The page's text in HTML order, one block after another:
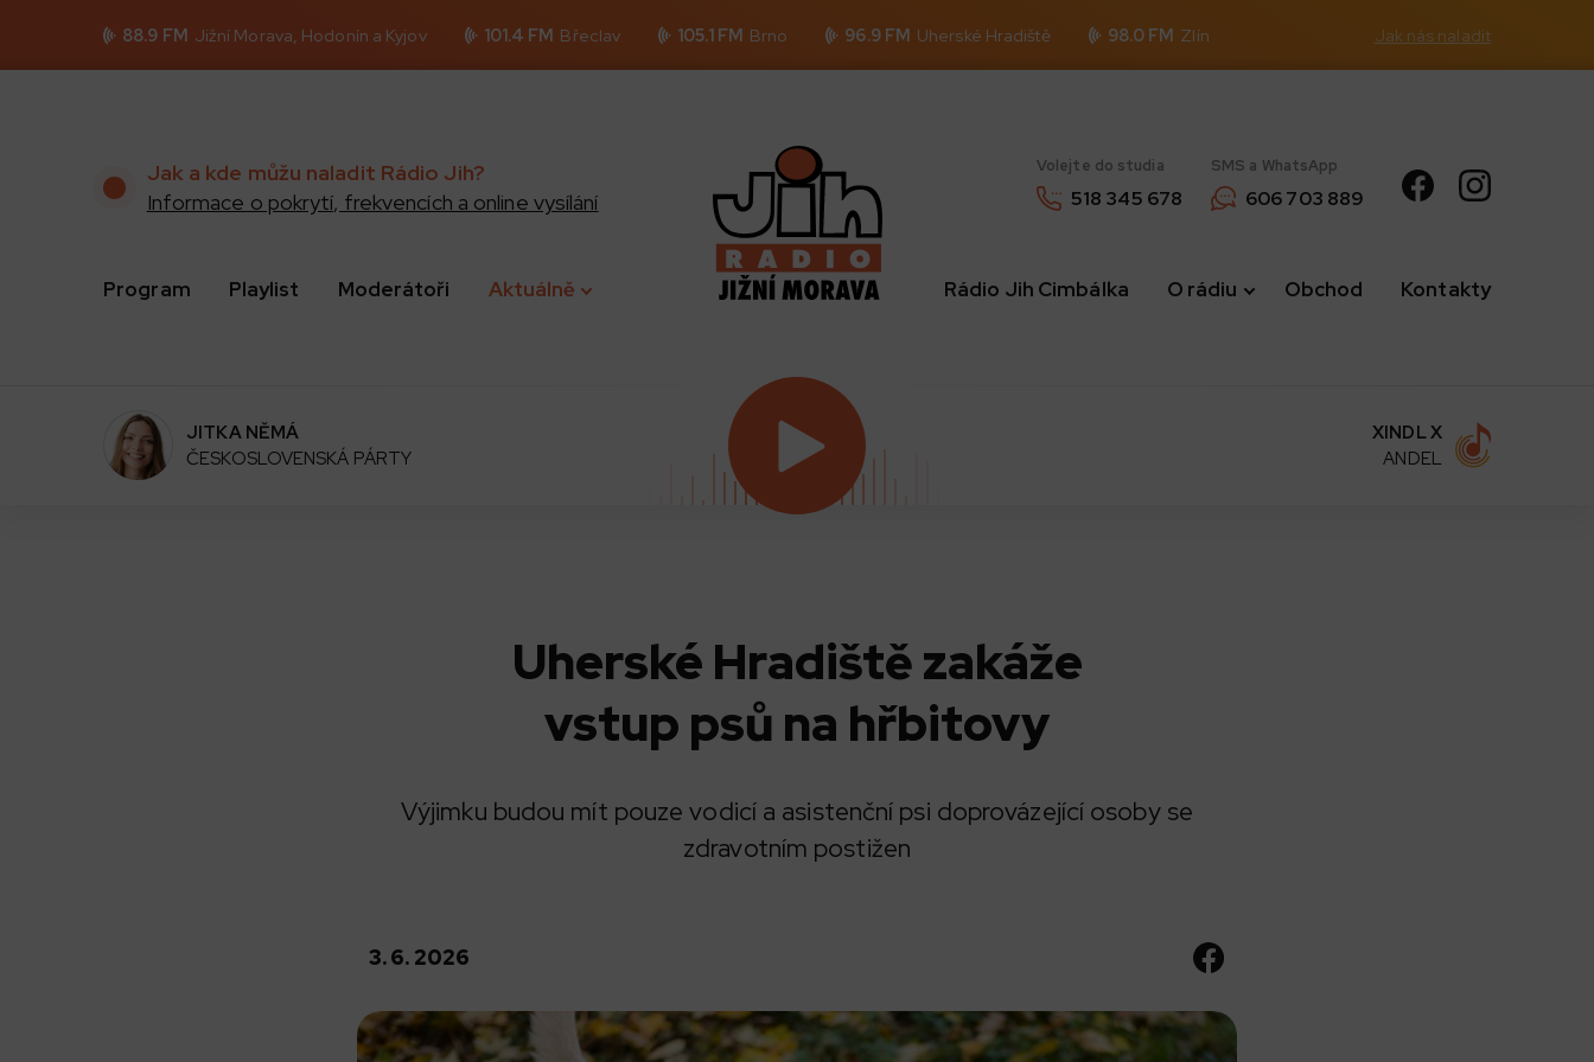
88.9 FM Jižní Morava, Hodonín a Kyjov 101.4 FM Břeclav 105.1 FM Brno 96.9 FM Uherské Hradiště 98.0 FM Zlín Jak nás naladit
Jak a kde můžu naladit Rádio Jih?
Informace o pokrytí, frekvencích a online vysílání
Program Playlist Moderátoři Aktuálně
Volejte do studia
518 345 678
SMS a WhatsApp
606 703 889
Rádio Jih Cimbálka O rádiu Obchod Kontakty
JITKA NĚMÁ
ČESKOSLOVENSKÁ PÁRTY
XINDL X
ANDEL
Uherské Hradiště zakáže
vstup psů na hřbitovy
Výjimku budou mít pouze vodicí a asistenční psi doprovázející osoby se
zdravotním postižen
3. 6. 2026